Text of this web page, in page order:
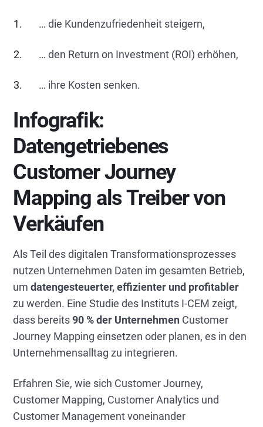
… die Kundenzufriedenheit steigern,
… den Return on Investment (ROI) erhöhen,
… ihre Kosten senken.
Infografik:
Datengetriebenes
Customer Journey
Mapping als Treiber von
Verkäufen
Als Teil des digitalen Transformationsprozesses
nutzen Unternehmen Daten im gesamten Betrieb,
umdatengesteuerter, effizienter und profitabler
zu werden. Eine Studie des Instituts I-CEM zeigt,
dass bereits90 % der Unternehmen Customer
Journey Mapping einsetzen oder planen, es in den
Unternehmensalltag zu integrieren.
Erfahren Sie, wie sich Customer Journey,
Customer Mapping, Customer Analytics und
Customer Management voneinander